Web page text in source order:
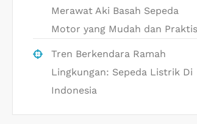
Merawat Aki Basah Sepeda
Motor yang Mudah dan Praktis
Tren Berkendara Ramah
Lingkungan: Sepeda Listrik Di
Indonesia